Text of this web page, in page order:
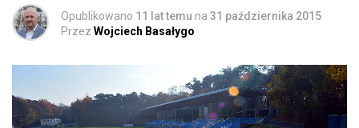
Opublikowano 11 lat temu na 31 października 2015
Przez Wojciech Basałygo